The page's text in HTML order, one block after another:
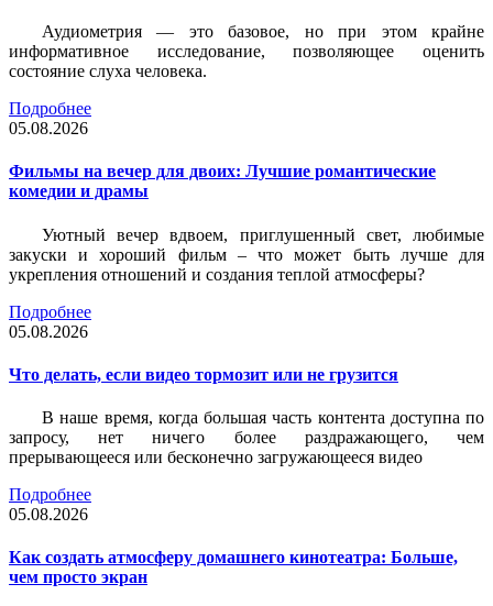
Аудиометрия — это базовое, но при этом крайне
информативное исследование, позволяющее оценить
состояние слуха человека.
Подробнее
05.08.2026
Фильмы на вечер для двоих: Лучшие романтические
комедии и драмы
Уютный вечер вдвоем, приглушенный свет, любимые
закуски и хороший фильм – что может быть лучше для
укрепления отношений и создания теплой атмосферы?
Подробнее
05.08.2026
Что делать, если видео тормозит или не грузится
В наше время, когда большая часть контента доступна по
запросу, нет ничего более раздражающего, чем
прерывающееся или бесконечно загружающееся видео
Подробнее
05.08.2026
Как создать атмосферу домашнего кинотеатра: Больше,
чем просто экран